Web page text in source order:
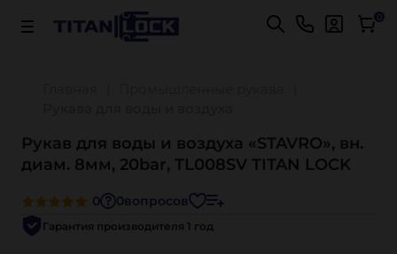
Важно! Для оплаты заказов Подробнее 0
Рукав для воды и воздуха «STAVRO», вн.
диам. 8мм, 20bar, TL008SV TITAN LOCK
0 0вопросов
Гарантия производителя 1 год